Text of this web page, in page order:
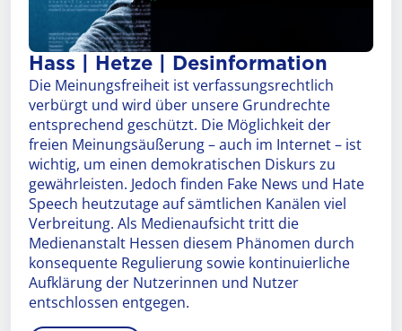
Hass | Hetze | Desinformation
Die Meinungsfreiheit ist verfassungsrechtlich
verbürgt und wird über unsere Grundrechte
entsprechend geschützt. Die Möglichkeit der
freien Meinungsäußerung – auch im Internet – ist
wichtig, um einen demokratischen Diskurs zu
gewährleisten. Jedoch finden Fake News und Hate
Speech heutzutage auf sämtlichen Kanälen viel
Verbreitung. Als Medienaufsicht tritt die
Medienanstalt Hessen diesem Phänomen durch
konsequente Regulierung sowie kontinuierliche
Aufklärung der Nutzerinnen und Nutzer
entschlossen entgegen.